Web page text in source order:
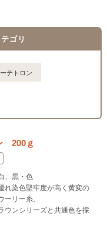
ゴリ
テトロン
200ｇ
、黒・色
れ染色堅牢度が高く黄変の
ーリー糸。
ウンシリーズと共通色を採